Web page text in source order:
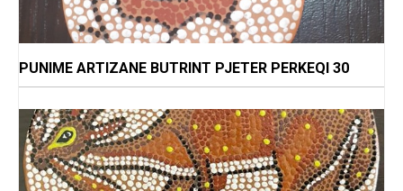
PUNIME ARTIZANE BUTRINT PJETER PERKEQI 30